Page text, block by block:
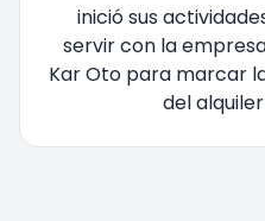
inició sus
servir con la
Kar Oto para marcar
del